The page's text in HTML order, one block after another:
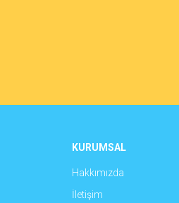
Ürün resmi
KURUMSAL
Hakkımızda
İletişim